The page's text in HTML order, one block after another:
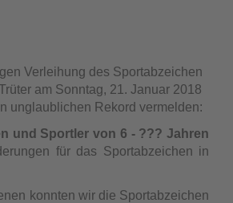
Verleihung des Sportabzeichen
am Sonntag, 21. Januar 2018
unglaublichen Rekord vermelden:
und Sportler von 6 - ??? Jahren
für das Sportabzeichen in
konnten wir die Sportabzeichen